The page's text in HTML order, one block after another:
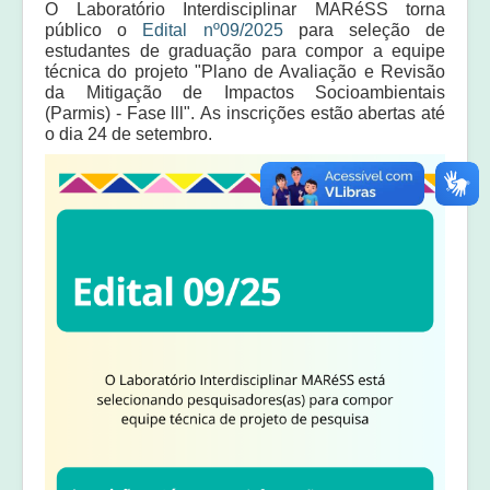
Equipe
Laudos e pareceres
O Laboratório Interdisciplinar MARéSS torna
público o Edital nº09/2025para seleção de
estudantes de graduação para compor a equipe
técnica do projeto "Plano de Avaliação e Revisão
da Mitigação de Impactos Socioambientais
(Parmis) - Fase lll". As inscrições estão abertas até
o dia 24 de setembro.